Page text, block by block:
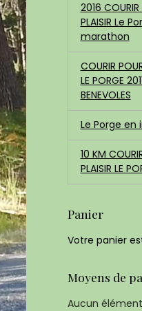
2016 COURIR
PLAISIR Le
marathon
COURIR
LE PORGE
BENEVOLES
Le Porge en
10 KM
PLAISIR LE
Panier
Votre panier
Moyens de
Aucun